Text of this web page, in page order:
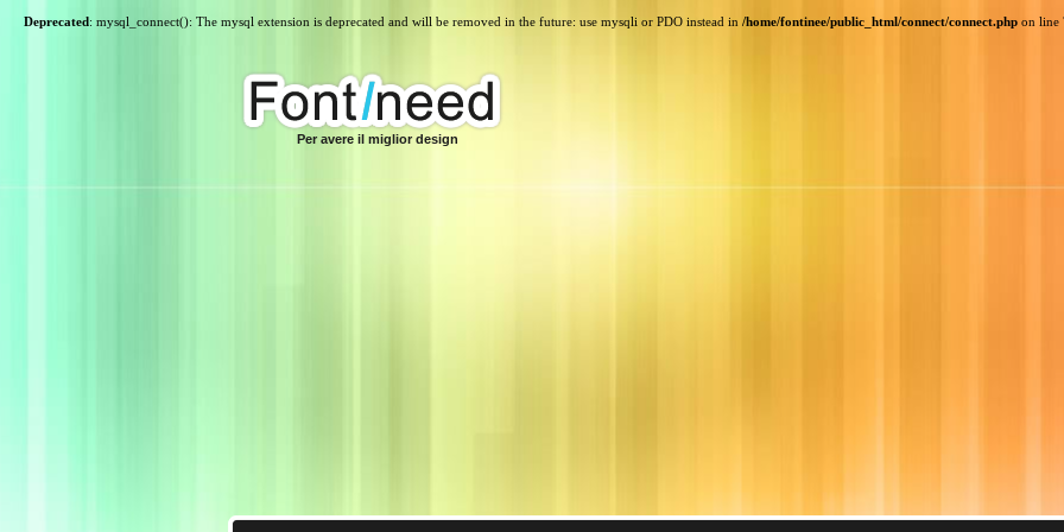
Deprecated: mysql_connect(): The mysql extension is deprecated and will be removed in the future: use mysqli or PDO instead in /home/fontinee/public_html/connect/connect.php on line
Per avere il miglior design